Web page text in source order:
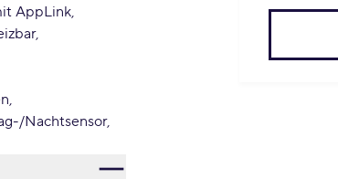
AppLink
Nachtsensor